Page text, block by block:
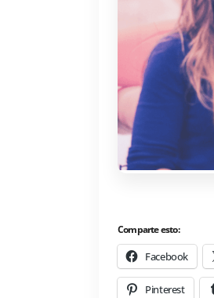
Comparte esto:
Facebook
Pinterest